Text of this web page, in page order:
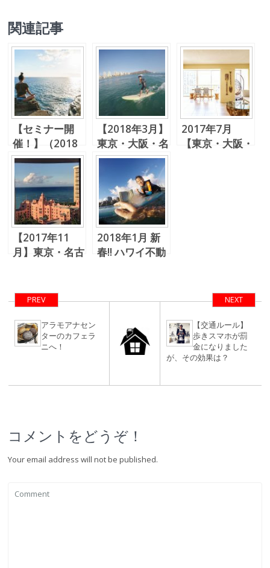
関連記事
【セミナー開
催！】（2018
年7月）東京・
名古屋・大阪
ハワイ不動産説
明会
【2018年3月】
東京・大阪・名
古屋 ハワイ不
動産個別相談
会 ＋ 不動産
情報交換会 ＆
春ゴルフ！
2017年7月
【東京・大阪・
【2017年11
月】東京・名古
談会開催！
2018年1月 新
春!! ハワイ不動
PREV
アラモアナセン
ターのカフェラ
ニへ！
NEXT
【交通ルール】
歩きスマホが罰
金になりました
が、その効果は？
コメントをどうぞ！
Your email address will not be published.